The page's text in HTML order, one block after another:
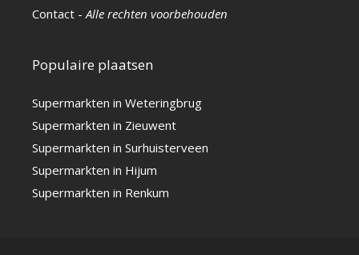
Contact - Alle rechten voorbehouden
Populaire plaatsen
Supermarkten in Weteringbrug
Supermarkten in Zieuwent
Supermarkten in Surhuisterveen
Supermarkten in Hijum
Supermarkten in Renkum